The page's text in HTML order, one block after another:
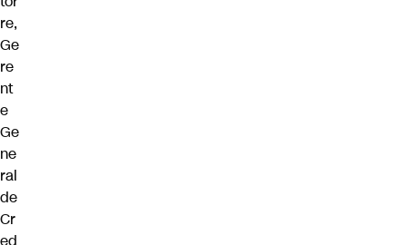
re,
Ge
re
nt
e
Ge
ne
ral
de
Cr